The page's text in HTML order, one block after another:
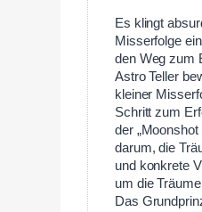
Es klingt
Misserfolge
den Weg zum
Astro Teller
kleiner
Schritt zum
der
darum, die
und konkrete
um die
Das